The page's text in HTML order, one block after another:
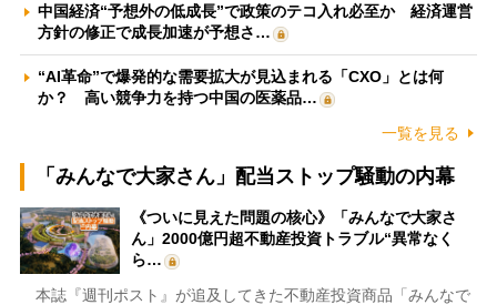
中国経済“予想外の低成長”で政策のテコ入れ必至か 経済運営
方針の修正で成長加速が予想さ…
“AI革命”で爆発的な需要拡大が見込まれる「CXO」とは何
か？ 高い競争力を持つ中国の医薬品…
一覧を見る
「みんなで大家さん」配当ストップ騒動の内幕
《ついに見えた問題の核心》「みんなで大家さ
ん」2000億円超不動産投資トラブル“異常なく
ら…
本誌『週刊ポスト』が追及してきた不動産投資商品「みんなで